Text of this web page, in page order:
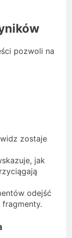
pozwoli na
zostaje
jak
odejść
fragmenty.